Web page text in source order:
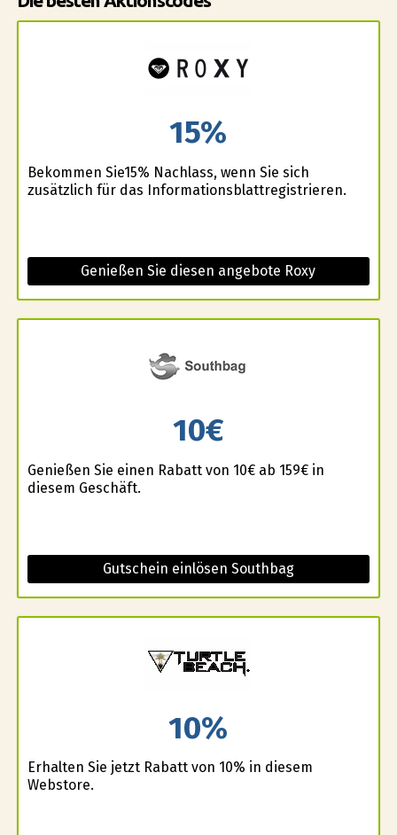
15%
Bekommen Sie15% Nachlass, wenn Sie sich
zusätzlich für das Informationsblattregistrieren.
Genießen Sie diesen angebote Roxy
10€
Genießen Sie einen Rabatt von 10€ ab 159€ in
diesem Geschäft.
Gutschein einlösen Southbag
10%
Erhalten Sie jetzt Rabatt von 10% in diesem
Webstore.